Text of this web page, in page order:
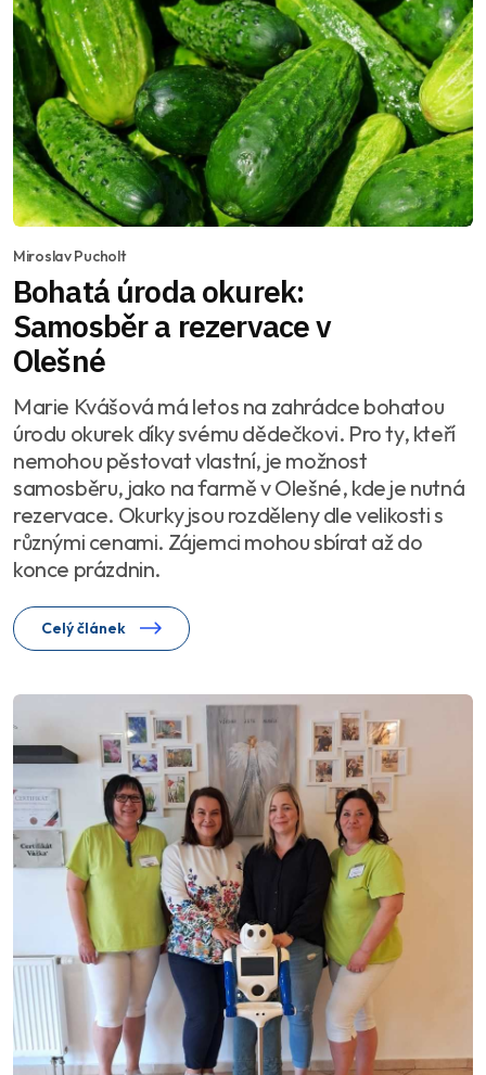
Miroslav Pucholt
Bohatá úroda okurek:
Samosběr a rezervace v
Olešné
Marie Kvášová má letos na zahrádce bohatou
úrodu okurek díky svému dědečkovi. Pro ty, kteří
nemohou pěstovat vlastní, je možnost
samosběru, jako na farmě v Olešné, kde je nutná
rezervace. Okurky jsou rozděleny dle velikosti s
různými cenami. Zájemci mohou sbírat až do
konce prázdnin.
Celý článek